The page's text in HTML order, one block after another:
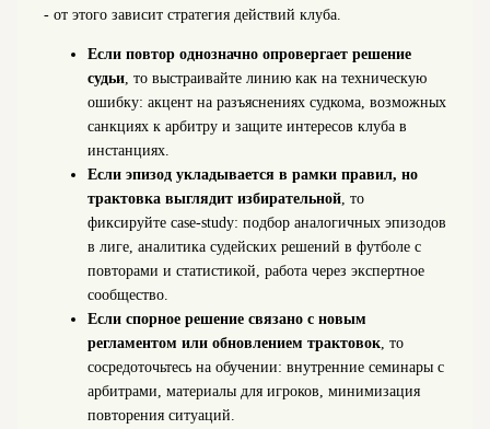
- от этого зависит стратегия действий клуба.
Если повтор однозначно опровергает решение
судьи, то выстраивайте линию как на техническую
ошибку: акцент на разъяснениях судкома, возможных
санкциях к арбитру и защите интересов клуба в
инстанциях.
Если эпизод укладывается в рамки правил, но
трактовка выглядит избирательной, то
фиксируйте case‑study: подбор аналогичных эпизодов
в лиге, аналитика судейских решений в футболе с
повторами и статистикой, работа через экспертное
сообщество.
Если спорное решение связано с новым
регламентом или обновлением трактовок, то
сосредоточьтесь на обучении: внутренние семинары с
арбитрами, материалы для игроков, минимизация
повторения ситуаций.